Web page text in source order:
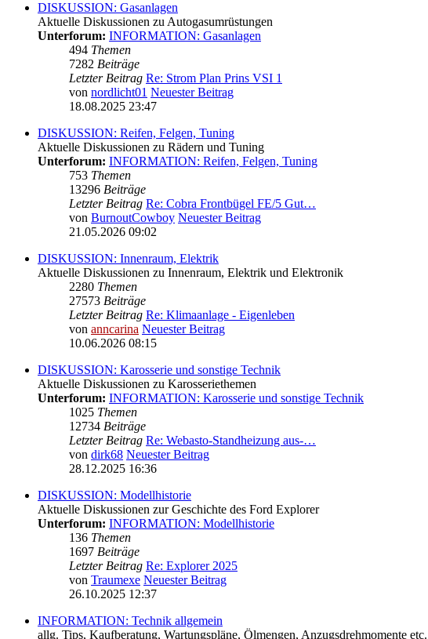
DISKUSSION: Gasanlagen
Aktuelle Diskussionen zu Autogasumrüstungen
Unterforum: INFORMATION: Gasanlagen
494 Themen
7282 Beiträge
Letzter Beitrag Re: Strom Plan Prins VSI 1
von nordlicht01 Neuester Beitrag
18.08.2025 23:47
DISKUSSION: Reifen, Felgen, Tuning
Aktuelle Diskussionen zu Rädern und Tuning
Unterforum: INFORMATION: Reifen, Felgen, Tuning
753 Themen
13296 Beiträge
Letzter Beitrag Re: Cobra Frontbügel FE/5 Gut…
von BurnoutCowboy Neuester Beitrag
21.05.2026 09:02
DISKUSSION: Innenraum, Elektrik
Aktuelle Diskussionen zu Innenraum, Elektrik und Elektronik
2280 Themen
27573 Beiträge
Letzter Beitrag Re: Klimaanlage - Eigenleben
von anncarina Neuester Beitrag
10.06.2026 08:15
DISKUSSION: Karosserie und sonstige Technik
Aktuelle Diskussionen zu Karosseriethemen
Unterforum: INFORMATION: Karosserie und sonstige Technik
1025 Themen
12734 Beiträge
Letzter Beitrag Re: Webasto-Standheizung aus-…
von dirk68 Neuester Beitrag
28.12.2025 16:36
DISKUSSION: Modellhistorie
Aktuelle Diskussionen zur Geschichte des Ford Explorer
Unterforum: INFORMATION: Modellhistorie
136 Themen
1697 Beiträge
Letzter Beitrag Re: Explorer 2025
von Traumexe Neuester Beitrag
26.10.2025 12:37
INFORMATION: Technik allgemein
allg. Tips, Kaufberatung, Wartungspläne, Ölmengen, Anzugsdrehmomente